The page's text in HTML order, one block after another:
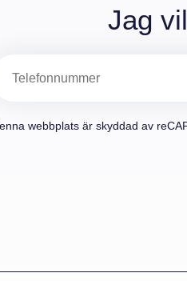
Jag
webbplats är skyddad av